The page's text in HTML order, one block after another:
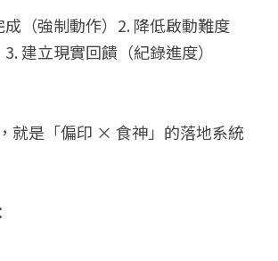
成（強制動作）2. 降低啟動難度
3. 建立現實回饋（紀錄進度）
就是「偏印 × 食神」的落地系統